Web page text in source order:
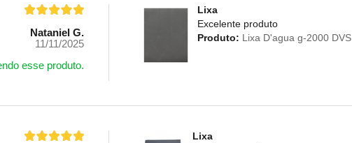
Nataniel G.
11/11/2025
esse produto.
Lixa
Excelente produto
Produto: Lixa D'agua g-2000 DVS
Lixa